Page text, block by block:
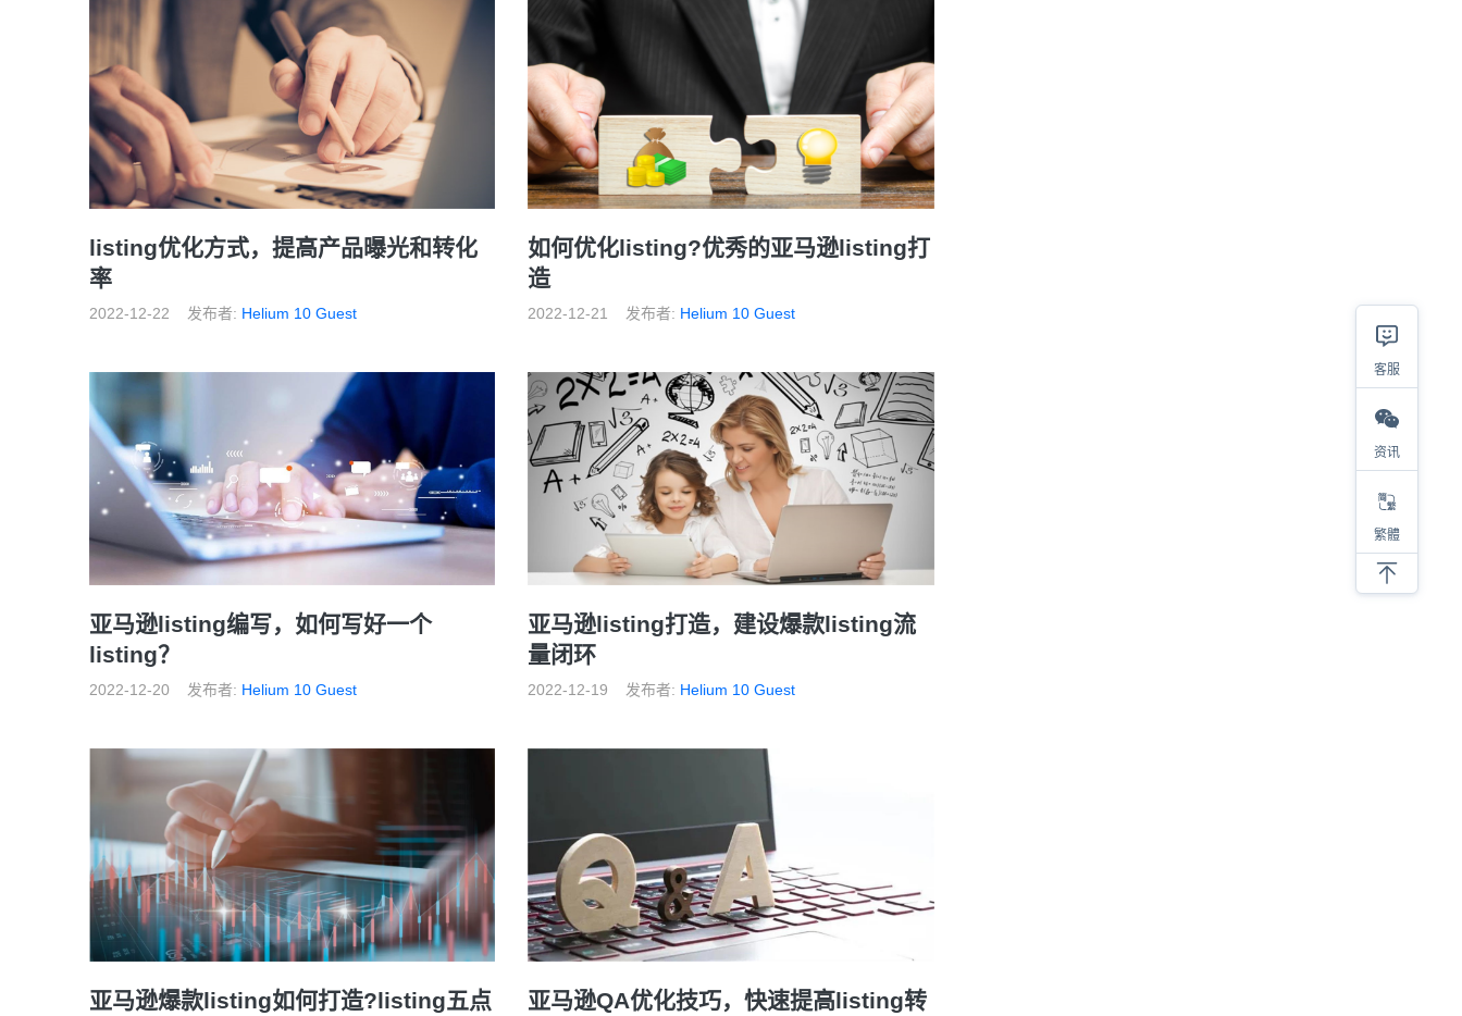
listing优化方式，提高产品曝光和转化
率
2022-12-22 发布者: Helium 10 Guest
如何优化listing?优秀的亚马逊listing打
造
2022-12-21 发布者: Helium 10 Guest
亚马逊listing编写，如何写好一个
listing？
2022-12-20 发布者: Helium 10 Guest
亚马逊listing打造，建设爆款listing流
量闭环
2022-12-19 发布者: Helium 10 Guest
亚马逊爆款listing如何打造?listing五点
亚马逊QA优化技巧，快速提高listing转
客服
资讯
繁體